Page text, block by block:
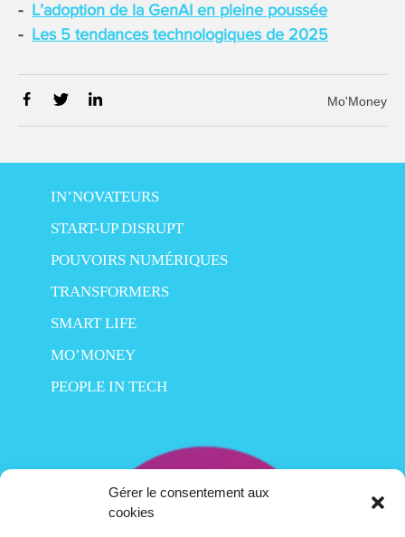
Gérer le consentement aux
cookies
L’adoption de la GenAI en pleine poussée
Les 5 tendances technologiques de 2025
Mo'Money
IN’NOVATEURS
START-UP DISRUPT
POUVOIRS NUMÉRIQUES
TRANSFORMERS
SMART LIFE
MO’MONEY
PEOPLE IN TECH